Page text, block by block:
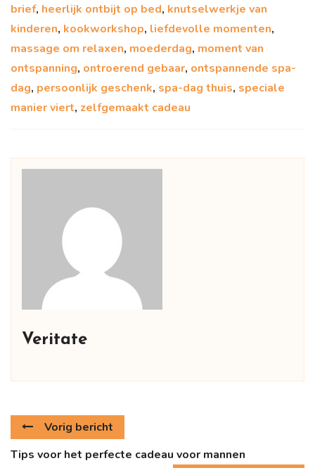
brief, heerlijk ontbijt op bed, knutselwerkje van
kinderen, kookworkshop, liefdevolle momenten,
massage om relaxen, moederdag, moment van
ontspanning, ontroerend gebaar, ontspannende spa-
dag, persoonlijk geschenk, spa-dag thuis, speciale
manier viert, zelfgemaakt cadeau
Veritate
Vorig bericht
Tips voor het perfecte cadeau voor mannen